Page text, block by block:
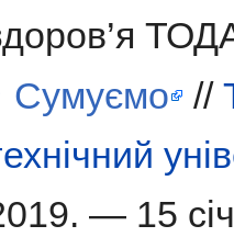
Сумуємо //
— 15